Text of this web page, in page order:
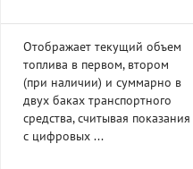
Отображает текущий объем
топлива в первом, втором
(при наличии) и суммарно в
двух баках транспортного
средства, считывая показания
с цифровых ...